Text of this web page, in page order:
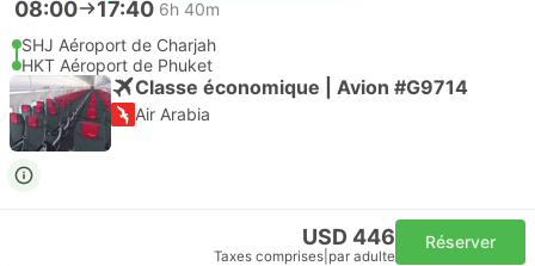
08:00 17:40 6h 40m
SHJ Aéroport de Charjah
HKT Aéroport de Phuket
Classe économique | Avion #G9714
Air Arabia
USD 446
Taxes comprises par adulte
Réserver